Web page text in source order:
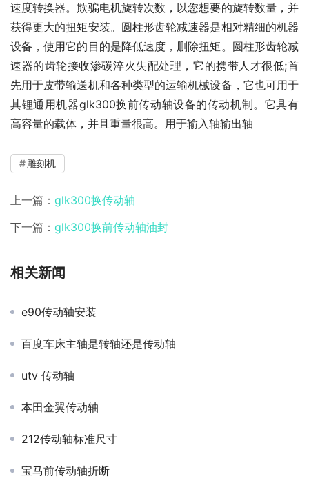
速度转换器。欺骗电机旋转次数，以您想要的旋转数量，并
获得更大的扭矩安装。圆柱形齿轮减速器是相对精细的机器
设备，使用它的目的是降低速度，删除扭矩。圆柱形齿轮减
速器的齿轮接收渗碳淬火失配处理，它的携带人才很低;首
先用于皮带输送机和各种类型的运输机械设备，它也可用于
其锂通用机器glk300换前传动轴设备的传动机制。它具有
高容量的载体，并且重量很高。用于输入轴输出轴
雕刻机
上一篇： glk300换传动轴
下一篇： glk300换前传动轴油封
相关新闻
e90传动轴安装
百度车床主轴是转轴还是传动轴
utv 传动轴
本田金翼传动轴
212传动轴标准尺寸
宝马前传动轴折断